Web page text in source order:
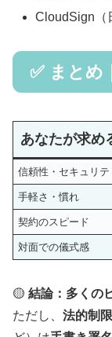
CloudSign（
✅ まとめ
あなたが求め
信頼性・セキュリテ
手軽さ・慣れ
契約のスピード
対面での儀式感
🟡 結論：多くの
ただし、 法的制